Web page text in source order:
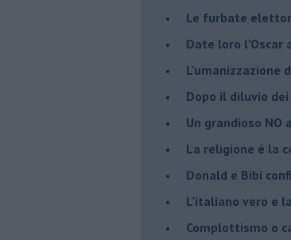
​Le furbate
​Date loro l’Oscar
L'umanizzazione
​Dopo il diluvio
​Un grandioso
La religione è la
Donald e Bibi
L’italiano vero e
​Complottismo o